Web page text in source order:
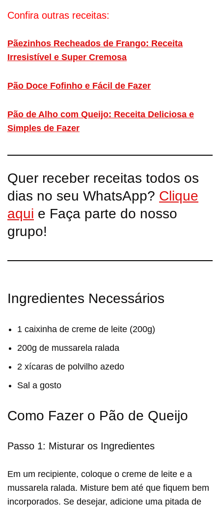
Confira outras receitas:
Pãezinhos Recheados de Frango: Receita
Irresistível e Super Cremosa
Pão Doce Fofinho e Fácil de Fazer
Pão de Alho com Queijo: Receita Deliciosa e
Simples de Fazer
Quer receber receitas todos os
dias no seu WhatsApp? Clique
aqui e Faça parte do nosso
grupo!
Ingredientes Necessários
1 caixinha de creme de leite (200g)
200g de mussarela ralada
2 xícaras de polvilho azedo
Sal a gosto
Como Fazer o Pão de Queijo
Passo 1: Misturar os Ingredientes
Em um recipiente, coloque o creme de leite e a
mussarela ralada. Misture bem até que fiquem bem
incorporados. Se desejar, adicione uma pitada de